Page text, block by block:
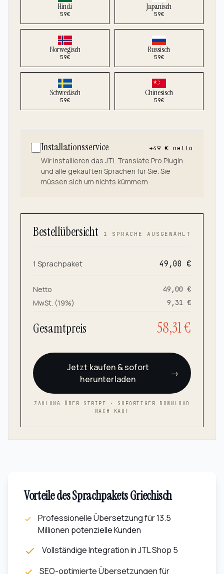
Hindi
59€
Japanisch
59€
Norwegisch
59€
Russisch
59€
Schwedisch
59€
Chinesisch
59€
Installationsservice +49 € netto
Wir installieren das JTL Translate Pro Plugin
und alle gekauften Sprachen für Sie. Sie
müssen sich um nichts kümmern.
Bestellübersicht 1 SPRACHE AUSGEWÄHLT
1 Sprachpaket 49,00 €
Netto 49,00 €
MwSt. (19%) 9,31 €
Gesamtpreis 58,31€
Jetzt kaufen & sofort
herunterladen
→
ZAHLUNG ÜBER STRIPE · SOFORTIGER DOWNLOAD
NACH KAUF
Vorteile des SprachpaketsGriechisch
Professionelle Übersetzung für13.5
Millionen potenzielle Kunden
Vollständige Integration in JTL Shop 5
SEO-optimierte Übersetzungen für